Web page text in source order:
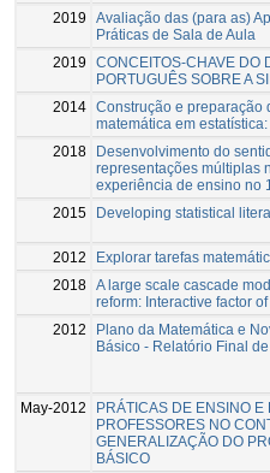
2019
Avaliação das (para as)
Práticas de Sala de Aula
2019
CONCEITOS-CHAVE DO
PORTUGUÊS SOBRE A
2014 Construção e preparação
matemática em
2018
Desenvolvimento do
representações múltiplas
experiência de ensino no
2015
Developing statistical
2012
Explorar tarefas
2018 A large scale cascade
reform: Interactive factor
2012
Plano da Matemática e
Básico - Relatório Final
May-2012
PRÁTICAS DE ENSINO E
PROFESSORES NO
GENERALIZAÇÃO DO
BÁSICO